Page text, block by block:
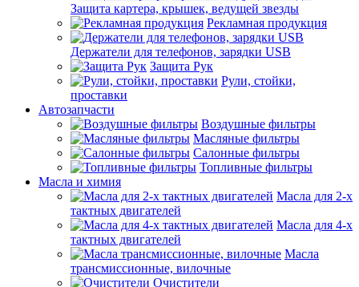
Защита картера, крышек, ведущей звезды
Рекламная продукция
Держатели для телефонов, зарядки USB
Защита Рук
Рули, стойки,
проставки
Автозапчасти
Воздушные фильтры
Масляные фильтры
Салонные фильтры
Топливные фильтры
Масла и химия
Масла для 2-х
тактных двигателей
Масла для 4-х
тактных двигателей
Масла
трансмиссионные, вилочные
Очистители